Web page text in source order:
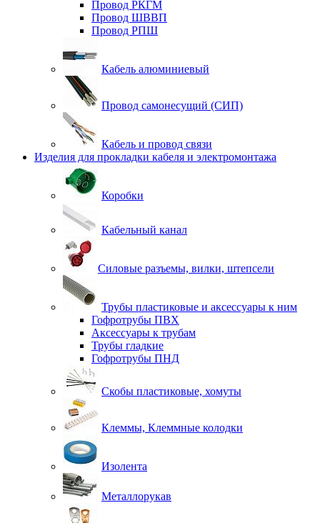
Провод РКГМ
Провод ШВВП
Провод РПШ
Кабель алюминиевый
Провод самонесущий (СИП)
Кабель и провод связи
Изделия для прокладки кабеля и электромонтажа
Коробки
Кабельный канал
Силовые разъемы, вилки, штепсели
Трубы пластиковые и аксессуары к ним
Гофротрубы ПВХ
Аксессуары к трубам
Трубы гладкие
Гофротрубы ПНД
Скобы пластиковые, хомуты
Клеммы, Клеммные колодки
Изолента
Металлорукав